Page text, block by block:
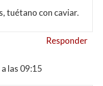
tuétano con caviar.
Responder
las 09:15